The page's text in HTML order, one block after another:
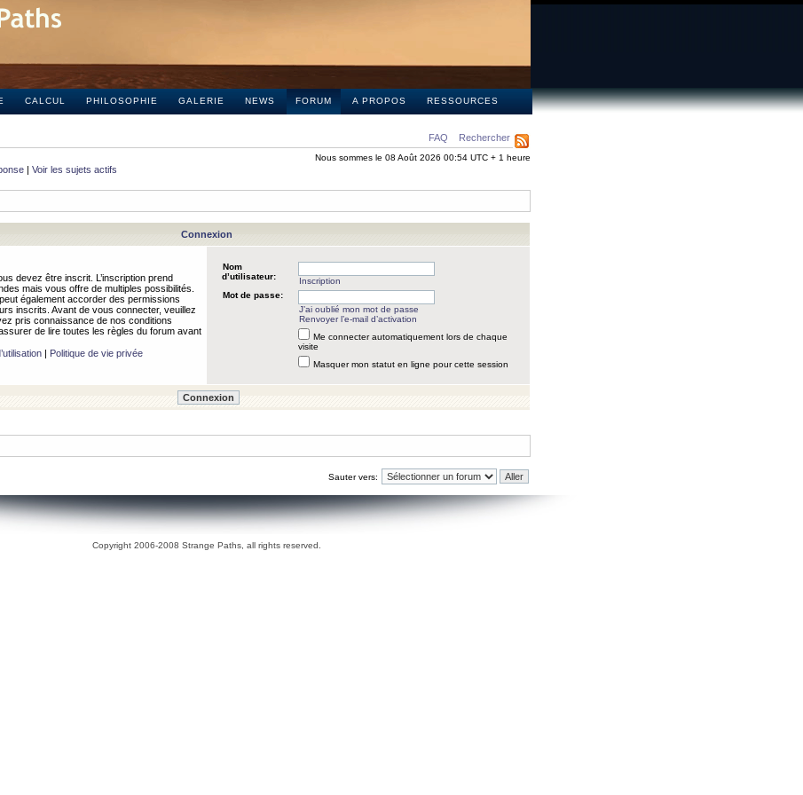
CALCUL PHILOSOPHIE GALERIE NEWS FORUM A PROPOS RESSOURCES
FAQ Rechercher
Nous sommes le 08 Août 2026 00:54 UTC + 1 heure
| Voir les sujets actifs
Connexion
devez être inscrit. L’inscription prend
mais vous offre de multiples possibilités.
également accorder des permissions
inscrits. Avant de vous connecter, veuillez
pris connaissance de nos conditions
de lire toutes les règles du forum avant
| Politique de vie privée
Nom
d’utilisateur:
Inscription
Mot de passe:
J’ai oublié mon mot de passe
Renvoyer l’e-mail d’activation
Me connecter automatiquement lors de chaque
visite
Masquer mon statut en ligne pour cette session
Sauter vers:
Copyright 2006-2008 Strange Paths, all rights reserved.